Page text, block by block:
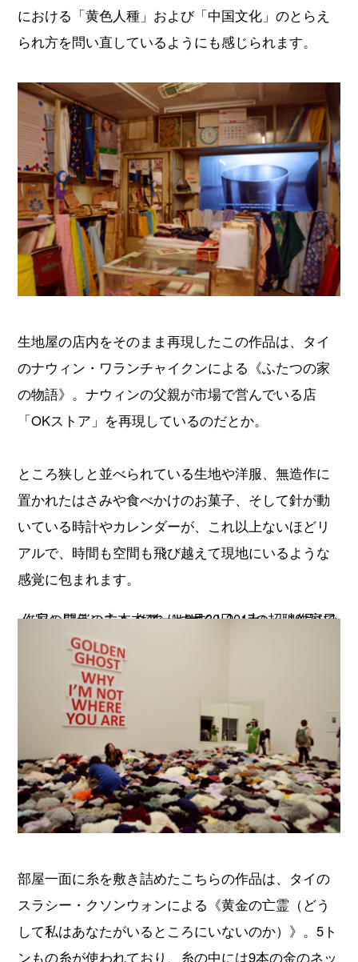
における「黄色人種」および「中国文化」のとらえ
られ方を問い直しているようにも感じられます。
生地屋の店内をそのまま再現したこの作品は、タイ
のナウィン・ワランチャイクンによる《ふたつの家
の物語》。ナウィンの父親が市場で営んでいる店
「OKストア」を再現しているのだとか。
ところ狭しと並べられている生地や洋服、無造作に
置かれたはさみや食べかけのお菓子、そして針が動
いている時計やカレンダーが、これ以上ないほどリ
アルで、時間も空間も飛び越えて現地にいるような
感覚に包まれます。
作家のワランチャイクンは9月30日（土）、10月1日（日）開催の六本木アートナイト2017
の招聘作家でもあります。
部屋一面に糸を敷き詰めたこちらの作品は、タイの
スラシー・クソンウォンによる《黄金の亡霊（どう
して私はあなたがいるところにいないのか）》。5ト
ンもの糸が使われており、糸の中には9本の金のネッ